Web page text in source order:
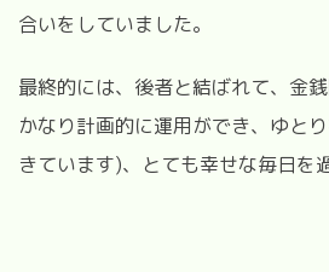
合いをしていました。
最終的には、後者と結ばれて、金
かなり計画的に運用ができ、ゆと
きています)、とても幸せな毎日を